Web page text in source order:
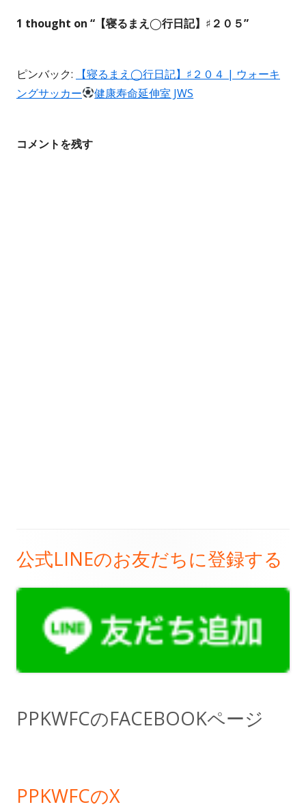
ナ
ゲ
ー
1 thought on “ 【寝るまえ◯行日記】♯２０５”
ピンバック:
【寝るまえ◯行日記】♯２０４ | ウォーキ
ングサッカー
健康寿命延伸室 JWS
コメントを残す
メ
イ
イ
ド
公式LINEのお友だちに登録する
PPKWFCのFACEBOOKページ
PPKWFCのX